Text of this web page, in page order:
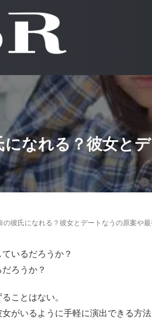
なれる？彼女と
の彼氏になれる？彼女とデートなうの原案や
いるだろうか？
ろうか？
ことはない。
がいるように手軽に演出できる方